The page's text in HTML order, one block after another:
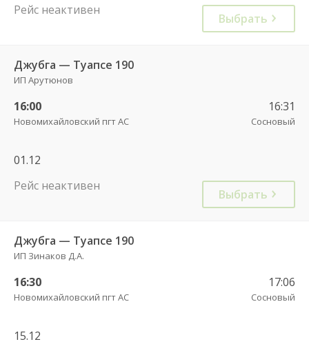
Рейс неактивен
Выбрать
Джубга — Туапсе 190
ИП Арутюнов
16:00
Новомихайловский пгт АС
16:31
Сосновый
01.12
Рейс неактивен
Выбрать
Джубга — Туапсе 190
ИП Зинаков Д.А.
16:30
Новомихайловский пгт АС
17:06
Сосновый
15.12